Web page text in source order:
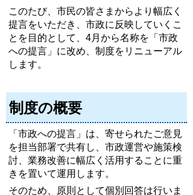
このたび、市民の皆さまからより幅広く
提言をいただき、市政に反映していくこ
とを目的として、4月から名称を「市政
への提言」に改め、制度をリニューアル
します。
制度の概要
「市政への提言」は、寄せられたご意見
を担当部署で共有し、市政運営や施策検
討、業務改善に幅広く活用することに重
きを置いて運用します。
そのため、原則として個別回答は行いま